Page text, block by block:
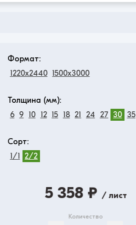
Формат:
1220x2440 1500x3000
Толщина (мм):
6 9 10 12 15 18 21 24 27 30 35
Сорт:
1/1
2/2
5 358 ₽ / лист
Количество